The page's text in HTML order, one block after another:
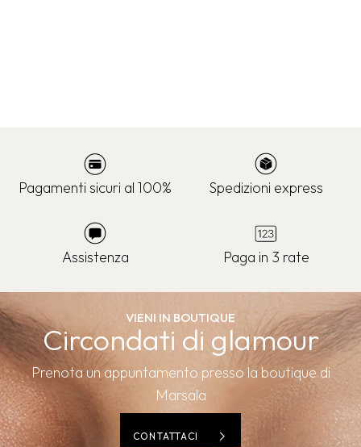
Pagamenti sicuri al 100% Spedizioni express
Assistenza Paga in 3 rate
VIENI IN BOUTIQUE
Circondati di glamour
Prenota un appuntamento presso la boutique di
Marsala
CONTATTACI